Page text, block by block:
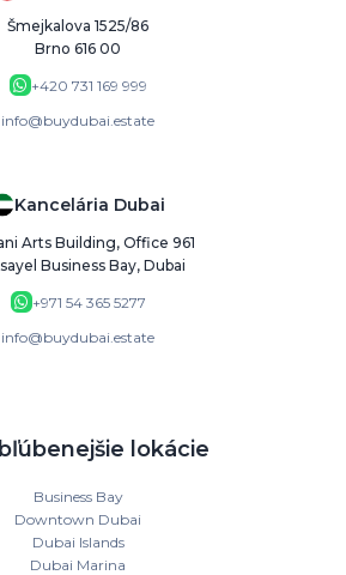
Šmejkalova 1525/86
Brno 616 00
+420 731 169 999
info@buydubai.estate
Kancelária Dubai
Arts Building, Office 961
Business Bay, Dubai
+971 54 365 5277
info@buydubai.estate
lokácie
Business Bay
Downtown Dubai
Dubai Islands
Dubai Marina